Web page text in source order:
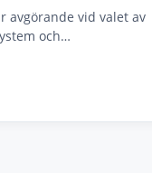
avgörande vid valet av
och…